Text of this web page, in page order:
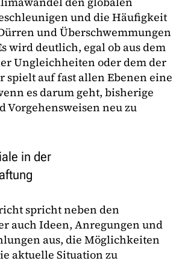
und die Häufigkeit
und Überschwemmungen
wird deutlich, egal ob aus dem
Ungleichheiten oder dem der
spielt auf fast allen Ebenen eine
es darum geht, bisherige
Vorgehensweisen neu zu
in der
spricht neben den
auch Ideen, Anregungen und
aus, die Möglichkeiten
aktuelle Situation zu